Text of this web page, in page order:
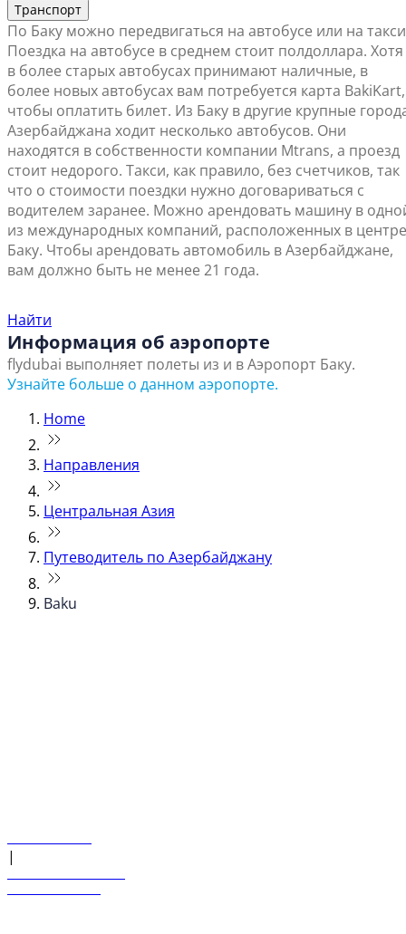
Транспорт
По Баку можно передвигаться на автобусе или на
Поездка на автобусе в среднем стоит полдоллара. Хотя
в более старых автобусах принимают наличные, в
более новых автобусах вам потребуется карта BakiKart,
чтобы оплатить билет. Из Баку в другие крупные
Азербайджана ходит несколько автобусов. Они
находятся в собственности компании Mtrans, а проезд
стоит недорого. Такси, как правило, без счетчиков, так
что о стоимости поездки нужно договариваться с
водителем заранее. Можно арендовать машину в
из международных компаний, расположенных в центре
Баку. Чтобы арендовать автомобиль в Азербайджане,
вам должно быть не менее 21 года.
Найти
Информация об аэропорте
flydubai выполняет полеты из и в Аэропорт Баку.
Узнайте больше о данном аэропорте.
Home
Направления
Центральная Азия
Путеводитель по Азербайджану
Baku
|